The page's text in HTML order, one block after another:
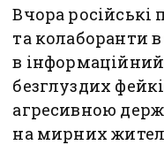
Вчора російські
та колаборанти
в
безглуздих
агресивною
на мирних